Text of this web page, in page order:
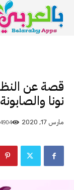
قصة عن
نونا والصابونة
مارس 17, 2020 4904